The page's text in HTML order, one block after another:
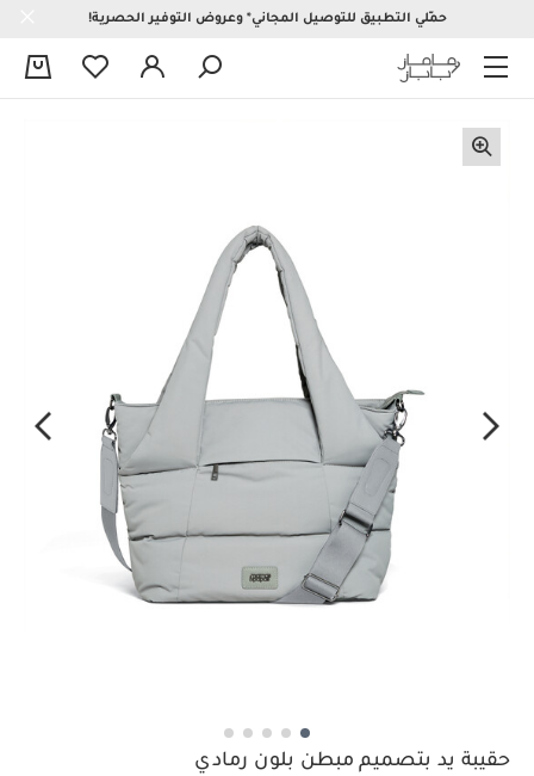
حمّلي التطبيق للتوصيل المجاني* وعروض التوفير الحصرية!
حقيبة يد بتصميم مبطن بلون رمادي